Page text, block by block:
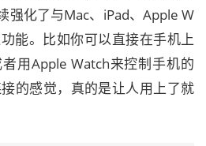
强化了与Mac、iPad、Apple W
能。比如你可以直接在手机上
用Apple Watch来控制手机的
的感觉，真的是让人用上了就